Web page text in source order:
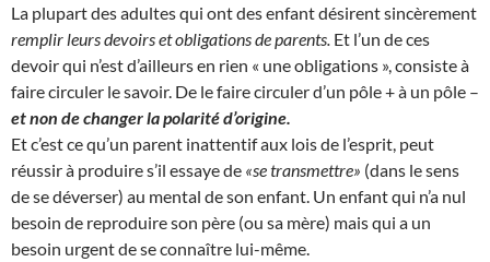
La plupart des adultes qui ont des enfant désirent sincèrement
remplir leurs devoirs et obligations de parents. Et l’un de ces
devoir qui n’est d’ailleurs en rien « une obligations », consiste à
faire circuler le savoir. De le faire circuler d’un pôle + à un pôle –
et non de changer la polarité d’origine.
Et c’est ce qu’un parent inattentif aux lois de l’esprit, peut
réussir à produire s’il essaye de «se transmettre» (dans le sens
de se déverser) au mental de son enfant. Un enfant qui n’a nul
besoin de reproduire son père (ou sa mère) mais qui a un
besoin urgent de se connaître lui-même.